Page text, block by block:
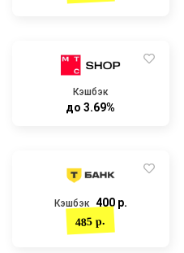
Кэшбэк
до 3.69%
Кэшбэк 400 р.
485 р.